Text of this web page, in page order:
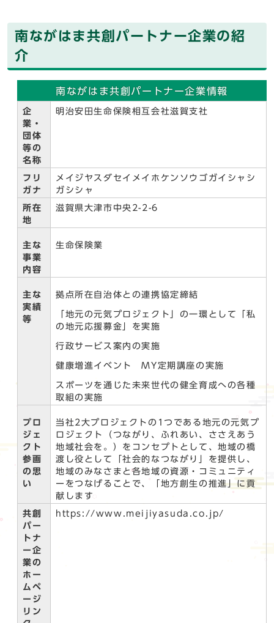
南ながはま共創パートナー企業の紹
介
南ながはま共創パートナー企業情報
企
業・
団体
等の
名称
明治安田生命保険相互会社滋賀支社
フリ
ガナ
メイジヤスダセイメイホケンソウゴガイシャシ
ガシシャ
所在
地
滋賀県大津市中央2-2-6
主な
事業
内容
生命保険業
主な
実績
等
拠点所在自治体との連携協定締結
「地元の元気プロジェクト」の一環として「私
の地元応援募金」を実施
行政サービス案内の実施
健康増進イベント MY定期講座の実施
スポーツを通じた未来世代の健全育成への各種
取組の実施
プロ
ジェ
クト
参画
の思
い
当社2大プロジェクトの1つである地元の元気プ
ロジェクト（つながり、ふれあい、ささえあう
地域社会を。）をコンセプトとして、地域の橋
渡し役として「社会的なつながり」を提供し、
地域のみなさまと各地域の資源・コミュニティ
ーをつなげることで、「地方創生の推進」に貢
献します
共創
パー
トナ
ー企
業の
ホー
ムペ
ージ
リン
https://www.meijiyasuda.co.jp/